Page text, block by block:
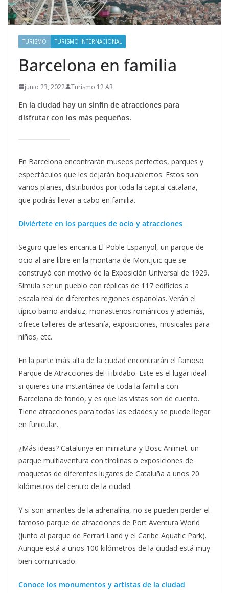
TURISMO TURISMO INTERNACIONAL
Barcelona en familia
junio 23, 2022 Turismo 12 AR
En la ciudad hay un sinfín de atracciones para
disfrutar con los más pequeños.
En Barcelona encontrarán museos perfectos, parques y
espectáculos que les dejarán boquiabiertos. Estos son
varios planes, distribuidos por toda la capital catalana,
que podrás llevar a cabo en familia.
Diviértete en los parques de ocio y atracciones
Seguro que les encanta El Poble Espanyol, un parque de
ocio al aire libre en la montaña de Montjüic que se
construyó con motivo de la Exposición Universal de 1929.
Simula ser un pueblo con réplicas de 117 edificios a
escala real de diferentes regiones españolas. Verán el
típico barrio andaluz, monasterios románicos y además,
ofrece talleres de artesanía, exposiciones, musicales para
niños, etc.
En la parte más alta de la ciudad encontrarán el famoso
Parque de Atracciones del Tibidabo. Este es el lugar ideal
si quieres una instantánea de toda la familia con
Barcelona de fondo, y es que las vistas son de cuento.
Tiene atracciones para todas las edades y se puede llegar
en funicular.
¿Más ideas? Catalunya en miniatura y Bosc Animat: un
parque multiaventura con tirolinas o exposiciones de
maquetas de diferentes lugares de Cataluña a unos 20
kilómetros del centro de la ciudad.
Y si son amantes de la adrenalina, no se pueden perder el
famoso parque de atracciones de Port Aventura World
(junto al parque de Ferrari Land y el Caribe Aquatic Park).
Aunque está a unos 100 kilómetros de la ciudad está muy
bien comunicado.
Conoce los monumentos y artistas de la ciudad